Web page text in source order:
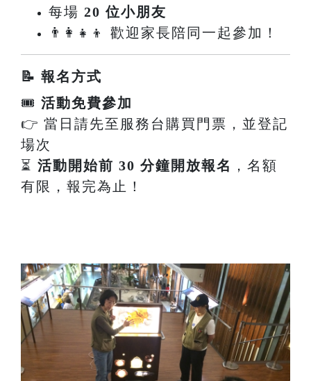
每場 20 位小朋友
👨‍👩‍👧‍👦 歡迎家長陪同一起參加！
📝 報名方式
🎟 活動免費參加
👉 當日請先至服務台購買門票，並登記
場次
⏳ 活動開始前 30 分鐘開放報名 ，名額
有限，報完為止！